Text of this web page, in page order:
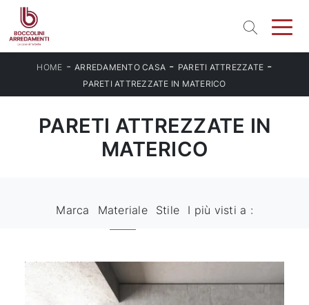
HOME -ARREDAMENTO CASA - PARETI ATTREZZATE -
PARETI ATTREZZATE IN MATERICO
PARETI ATTREZZATE IN
MATERICO
Marca Materiale Stile I più visti a :